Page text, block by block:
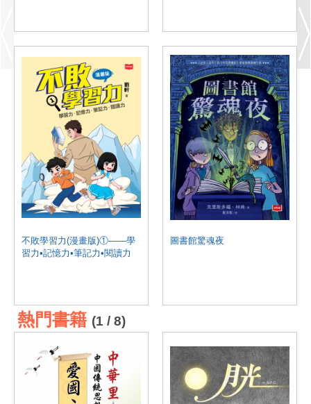
不敗學習力(漫畫版)①——學
習力•記憶力•筆記力•閱讀力
圖書館驚魂夜
熱門書籍 (1 / 8)